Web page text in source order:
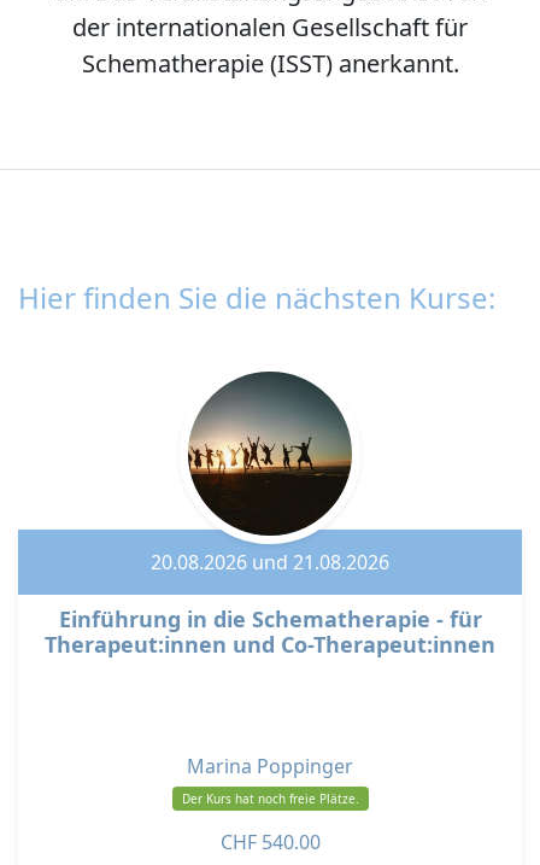
der internationalen Gesellschaft für
Schematherapie (ISST) anerkannt.
Hier finden Sie die nächsten Kurse:
20.08.2026 und 21.08.2026
Einführung in die Schematherapie - für
Therapeut:innen und Co-Therapeut:innen
Marina Poppinger
Der Kurs hat noch freie Plätze.
CHF540.00